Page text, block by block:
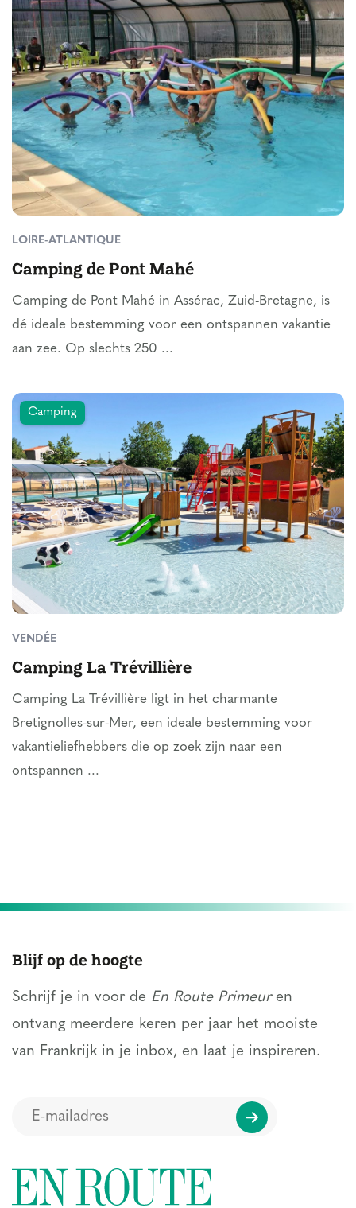
LOIRE-ATLANTIQUE
Camping de Pont Mahé
Camping de Pont Mahé in Assérac, Zuid-Bretagne, is
dé ideale bestemming voor een ontspannen vakantie
aan zee. Op slechts 250 ...
Camping
VENDÉE
Camping La Trévillière
Camping La Trévillière ligt in het charmante
Bretignolles-sur-Mer, een ideale bestemming voor
vakantieliefhebbers die op zoek zijn naar een
ontspannen ...
Blijf op de hoogte
Schrijf je in voor de En Route Primeuren
ontvang meerdere keren per jaar het mooiste
van Frankrijk in je inbox, en laat je inspireren.